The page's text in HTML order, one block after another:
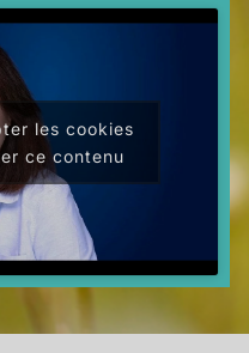
les cookies
ce contenu